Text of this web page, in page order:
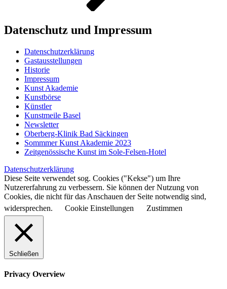
Datenschutz und Impressum
Datenschutzerklärung
Gastausstellungen
Historie
Impressum
Kunst Akademie
Kunstbörse
Künstler
Kunstmeile Basel
Newsletter
Oberberg-Klinik Bad Säckingen
Sommmer Kunst Akademie 2023
Zeitgenössische Kunst im Sole-Felsen-Hotel
Datenschutzerklärung
Diese Seite verwendet sog. Cookies ("Kekse") um Ihre
Nutzererfahrung zu verbessern. Sie können der Nutzung von
Cookies, die nicht für das Anschauen der Seite notwendig sind,
widersprechen.
Cookie Einstellungen Zustimmen
Schließen
Privacy Overview